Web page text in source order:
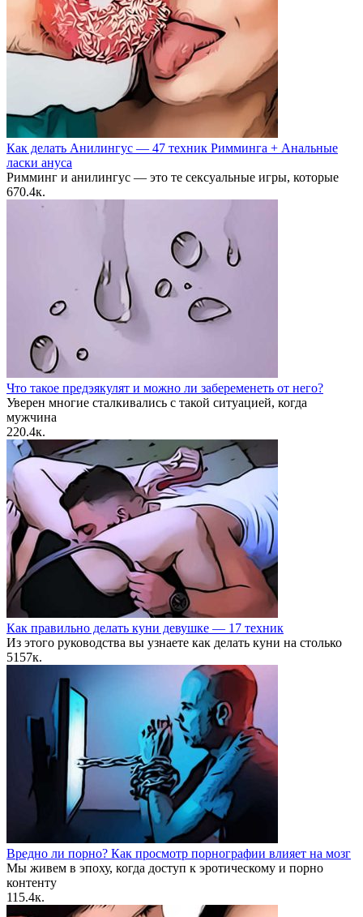
Как делать Анилингус — 47 техник Римминга + Анальные
ласки ануса
Римминг и анилингус — это те сексуальные игры, которые
670.4к.
Что такое предэякулят и можно ли забеременеть от него?
Уверен многие сталкивались с такой ситуацией, когда
мужчина
220.4к.
Как правильно делать куни девушке — 17 техник
Из этого руководства вы узнаете как делать куни на столько
5157к.
Вредно ли порно? Как просмотр порнографии влияет на мозг
Мы живем в эпоху, когда доступ к эротическому и порно
контенту
115.4к.